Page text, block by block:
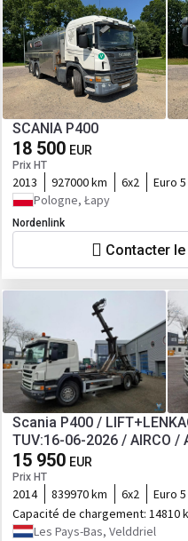
SCANIA P400
18 500 EUR
Prix HT
2013 927000 km 6x2 Euro 5
Pologne, Łapy
Nordenlink
Contacter
Scania P400 /
TUV:16-06-2026 / AIRCO /
15 950 EUR
Prix HT
2014 839970 km 6x2 Euro 5
Capacité de chargement: 14810
Les Pays-Bas, Velddriel